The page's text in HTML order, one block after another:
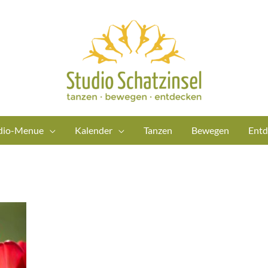
Menue Kalender Tanzen Bewegen